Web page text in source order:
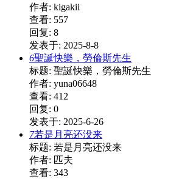
作者: kigakii
查看: 557
回复: 8
发表于: 2025-8-8
6聖誕快樂，勞倫斯先生
标题: 聖誕快樂，勞倫斯先生
作者: yuna06648
查看: 412
回复: 0
发表于: 2025-6-26
7若是月亮还没来
标题: 若是月亮还没来
作者: 匹夫
查看: 343